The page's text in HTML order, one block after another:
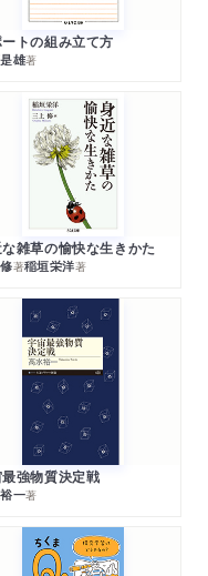
トの組み立て方
雄著
雑草の愉快な生きかた
著稲垣栄洋著
強物質決定戦
一著